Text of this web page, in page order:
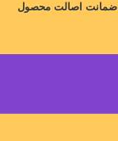
ضمانت اصالت محصول